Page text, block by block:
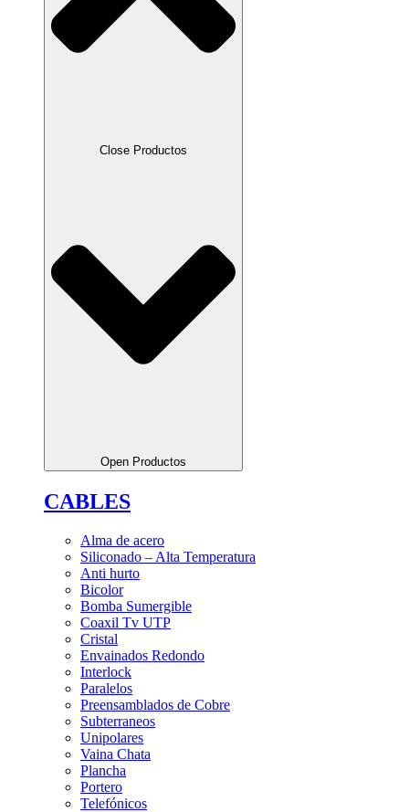
Close Productos
Open Productos
CABLES
Alma de acero
Siliconado – Alta Temperatura
Anti hurto
Bicolor
Bomba Sumergible
Coaxil Tv UTP
Cristal
Envainados Redondo
Interlock
Paralelos
Preensamblados de Cobre
Subterraneos
Unipolares
Vaina Chata
Plancha
Portero
Telefónicos